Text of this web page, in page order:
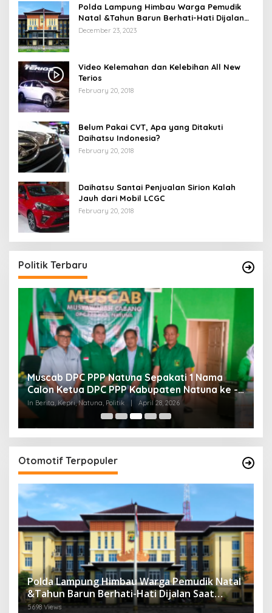
Polda Lampung Himbau Warga Pemudik
Natal &Tahun Barun Berhati-Hati Dijalan
Saat Melintas di -Titik Rawan Kecelakaan
December 23, 2023
Video Kelemahan dan Kelebihan All New
Terios
February 20, 2018
Belum Pakai CVT, Apa yang Ditakuti
Daihatsu Indonesia?
February 20, 2018
Daihatsu Santai Penjualan Sirion Kalah
Jauh dari Mobil LCGC
February 20, 2018
Politik Terbaru
Muscab DPC PPP Natuna Sepakati 1 Nama
Calon Ketua DPC PPP Kabupaten Natuna ke -
DPP PPP
In Berita, Kepri, Natuna, Politik | April 28, 2026
Otomotif Terpopuler
Polda Lampung Himbau Warga Pemudik Natal
&Tahun Barun Berhati-Hati Dijalan Saat
Melintas di -Titik Rawan Kecelakaan
5698 Views